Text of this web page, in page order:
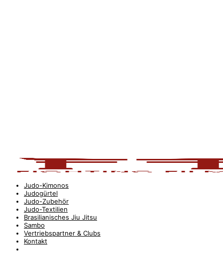
Judo-Kimonos
Judogürtel
Judo-Zubehör
Judo-Textilien
Brasilianisches Jiu Jitsu
Sambo
Vertriebspartner & Clubs
Kontakt